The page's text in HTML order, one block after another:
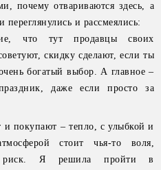
почему отвариваются здесь, а
и рассмеялись:
что тут продавцы своих
скидку сделают, если ты
богатый выбор. А главное –
даже если просто за
и покупают – тепло, с улыбкой и
стоит чья-то воля,
риск. Я решила пройти в